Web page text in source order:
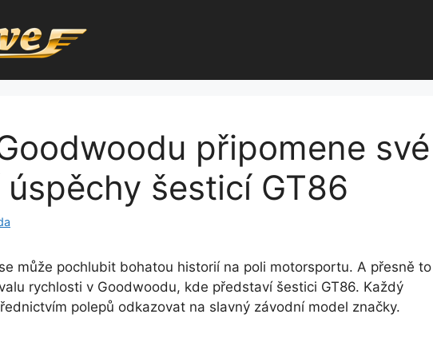
připomene své
šesticí GT86
může pochlubit bohatou historií na poli motorsportu. A přesně to
rychlosti v Goodwoodu, kde představí šestici GT86. Každý
polepů odkazovat na slavný závodní model značky.